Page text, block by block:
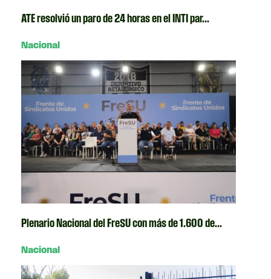
ATE resolvió un paro de 24 horas en el INTI par...
Nacional
Plenario Nacional del FreSU con más de 1.600 de...
Nacional